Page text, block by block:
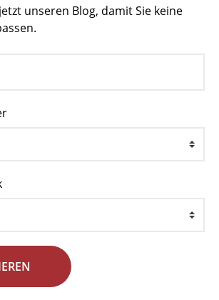
unseren Blog, damit Sie keine